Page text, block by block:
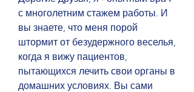
с многолетним стажем работы. И
вы знаете, что меня порой
штормит от безудержного веселья,
когда я вижу пациентов,
пытающихся лечить свои органы в
домашних условиях. Вы сами